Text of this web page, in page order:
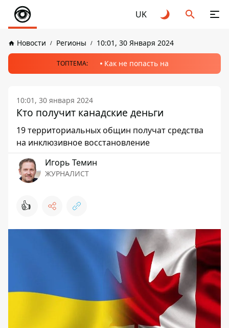
UK
Новости Регионы 10:01, 30 Января 2024
ТОПТЕМА: Как не попасть на
10:01, 30 января 2024
Кто получит канадские деньги
19 территориальных общин получат средства
на инклюзивное восстановление
Игорь Темин
ЖУРНАЛИСТ
👍